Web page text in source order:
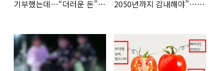
기부했는데…“더러운 돈”
2050년까지 감내해야”…